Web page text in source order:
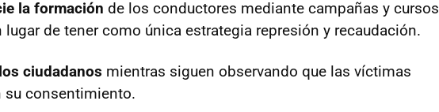
la formación de los conductores mediante campañas y cursos
lugar de tener como única estrategia represión y recaudación.
ciudadanos mientras siguen observando que las víctimas
su consentimiento.